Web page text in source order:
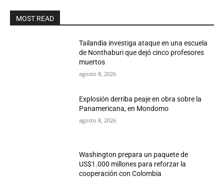
MOST READ
Tailandia investiga ataque en una escuela
de Nonthaburi que dejó cinco profesores
muertos
agosto 8, 2026
Explosión derriba peaje en obra sobre la
Panamericana, en Mondomo
agosto 8, 2026
Washington prepara un paquete de
US$1.000 millones para reforzar la
cooperación con Colombia